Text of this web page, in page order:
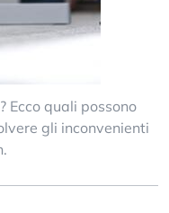
Ecco quali possono
gli inconvenienti